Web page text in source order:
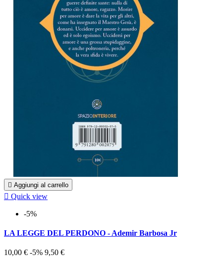
 Aggiungi al carrello
 Quick view
-5%
LA LEGGE DEL PERDONO - Ademir Barbosa Jr
10,00 € -5% 9,50 €